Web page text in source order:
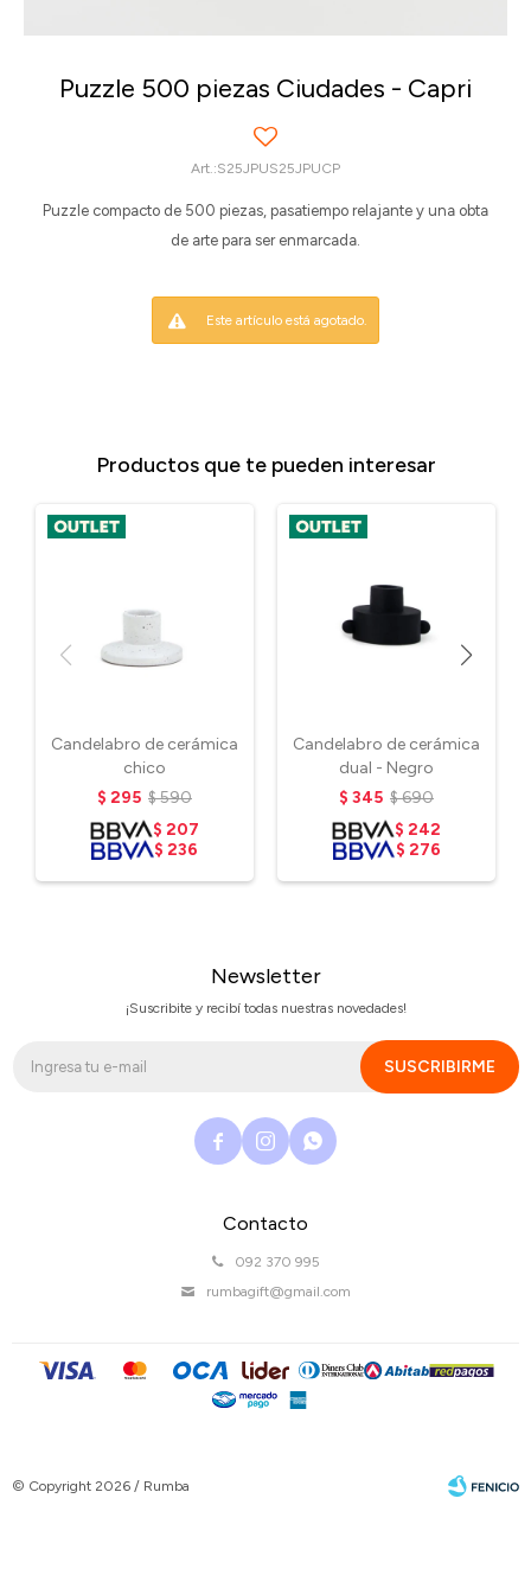
Puzzle 500 piezas Ciudades - Capri
S25JPUS25JPUCP
Puzzle compacto de 500 piezas, pasatiempo relajante y una obta
de arte para ser enmarcada.
Este artículo está agotado.
Productos que te pueden interesar
Candelabro de cerámica
chico
$ 295 $590
$ 207
$ 236
Candelabro de cerámica
dual - Negro
$ 345 $690
$ 242
$ 276
Contacto
092 370 995
rumbagift@gmail.com
Newsletter
¡Suscribite y recibí todas nuestras novedades!
SUSCRIBIRME
  
© Copyright 2026 / Rumba